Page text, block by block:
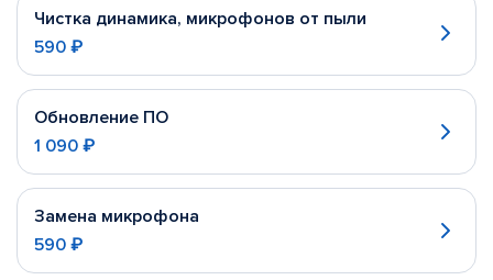
Чистка динамика, микрофонов от пыли
590 ₽
Обновление ПО
1 090 ₽
Замена микрофона
590 ₽